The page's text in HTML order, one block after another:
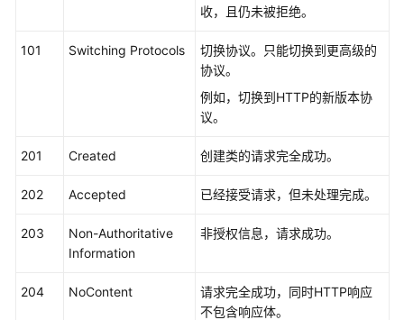
佳
践
参
收，且仍未被拒绝。
101 Switching Protocols
切换协议。只能切换到更高级的
协议。
例如，切换到HTTP的新版本协
议。
201 Created 创建类的请求完全成功。
202 Accepted 已经接受请求，但未处理完成。
203
Non-Authoritative
Information
非授权信息，请求成功。
204 NoContent
请求完全成功，同时HTTP响应
不包含响应体。